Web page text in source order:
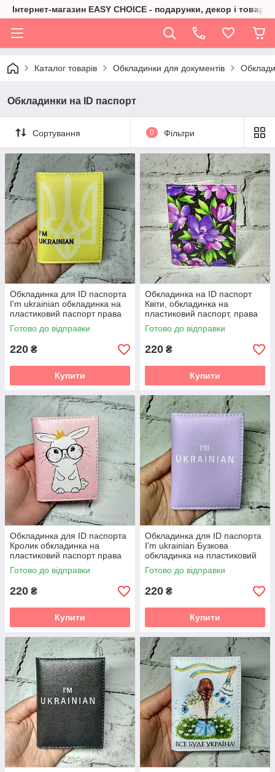
Інтернет-магазин EASY CHOICE - подарунки, декор і товари
Каталог товарів Обкладинки для документів
Обкладинки на ID паспорт
Сортування 0 Фільтри
Обкладинка для ID паспорта
I'm ukrainian обкладинка на
пластиковий паспорт права
Жовта 7,5х10 см (D-116)
Готово до відправки
220 ₴
Купити
Обкладинка на ID паспорт
Квіти, обкладинка на
пластиковий паспорт, права
Готово до відправки
220 ₴
Купити
Обкладинка для ID паспорта
Кролик обкладинка на
пластиковий паспорт права
Рожева 7,5х10 см (D-89)
Готово до відправки
220 ₴
Купити
Обкладинка для ID паспорта
I'm ukrainian Бузкова
обкладинка на пластиковий
паспорт, права
Готово до відправки
220 ₴
Купити